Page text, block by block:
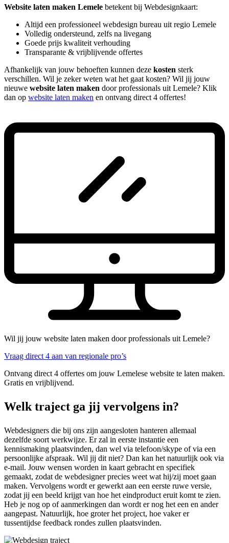
Website laten maken Lemele betekent bij Webdesignkaart:
Altijd een professioneel webdesign bureau uit regio Lemele
Volledig ondersteund, zelfs na livegang
Goede prijs kwaliteit verhouding
Transparante & vrijblijvende offertes
Afhankelijk van jouw behoeften kunnen deze kosten sterk
verschillen. Wil je zeker weten wat het gaat kosten? Wil jij jouw
nieuwe website laten maken door professionals uit Lemele? Klik
dan op website laten maken en ontvang direct 4 offertes!
Wil jij jouw website laten maken door professionals uit Lemele?
Vraag direct 4 aan van regionale pro’s
Ontvang direct 4 offertes om jouw Lemelese website te laten maken.
Gratis en vrijblijvend.
Welk traject ga jij vervolgens in?
Webdesigners die bij ons zijn aangesloten hanteren allemaal
dezelfde soort werkwijze. Er zal in eerste instantie een
kennismaking plaatsvinden, dan wel via telefoon/skype of via een
persoonlijke afspraak. Wil jij dit niet? Dan kan het natuurlijk ook via
e-mail. Jouw wensen worden in kaart gebracht en specifiek
gemaakt, zodat de webdesigner precies weet wat hij/zij moet gaan
maken. Vervolgens wordt er gewerkt aan een eerste ruwe versie,
zodat jij een beeld krijgt van hoe het eindproduct eruit komt te zien.
Heb je nog op of aanmerkingen dan wordt er nog het een en ander
aangepast. Natuurlijk, hoe groter het project, hoe vaker er
tussentijdse feedback rondes zullen plaatsvinden.